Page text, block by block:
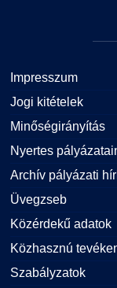
Impresszum
Jogi kitételek
Minőségirányítás
Nyertes
Archív pályázati
Üvegzseb
Közérdekű adatok
Közhasznú
Szabályzatok